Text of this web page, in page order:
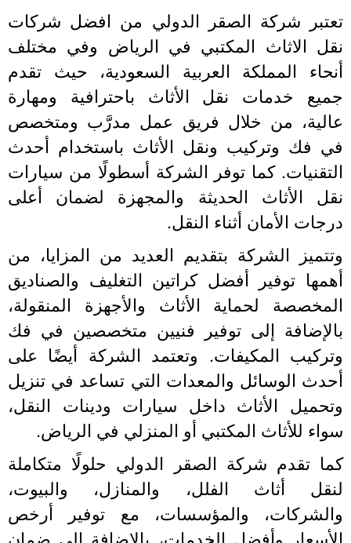
شركة الصقر الدولي من افضل شركات
الاثاث المكتبي في الرياض وفي مختلف
المملكة العربية السعودية، حيث تقدم
خدمات نقل الأثاث باحترافية ومهارة
من خلال فريق عمل مدرَّب ومتخصص
فك وتركيب ونقل الأثاث باستخدام أحدث
كما توفر الشركة أسطولًا من سيارات
الأثاث الحديثة والمجهزة لضمان أعلى
الأمان أثناء النقل.
الشركة بتقديم العديد من المزايا، من
توفير أفضل كراتين التغليف والصناديق
لحماية الأثاث والأجهزة المنقولة،
إلى توفير فنيين متخصصين في فك
المكيفات. وتعتمد الشركة أيضًا على
الوسائل والمعدات التي تساعد في تنزيل
الأثاث داخل سيارات ودينات النقل،
للأثاث المكتبي أو المنزلي في الرياض.
تقدم شركة الصقر الدولي حلولًا متكاملة
أثاث الفلل، والمنازل، والبيوت،
والمؤسسات، مع توفير أرخص
وأفضل الخدمات، بالإضافة إلى ضمان